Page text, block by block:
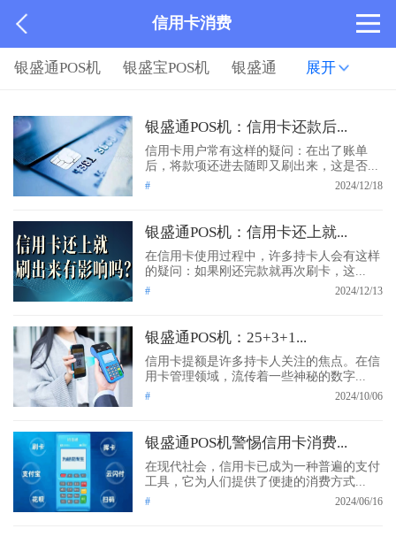
信用卡消费
银盛通POS机 银盛宝POS机 银盛通 展开
银盛通POS机：信用卡还款后...
信用卡用户常有这样的疑问：在出了账单
后，将款项还进去随即又刷出来，这是否...
# 2024/12/18
银盛通POS机：信用卡还上就...
在信用卡使用过程中，许多持卡人会有这样
的疑问：如果刚还完款就再次刷卡，这...
# 2024/12/13
银盛通POS机：25+3+1...
信用卡提额是许多持卡人关注的焦点。在信
用卡管理领域，流传着一些神秘的数字...
# 2024/10/06
银盛通POS机警惕信用卡消费...
在现代社会，信用卡已成为一种普遍的支付
工具，它为人们提供了便捷的消费方式...
# 2024/06/16